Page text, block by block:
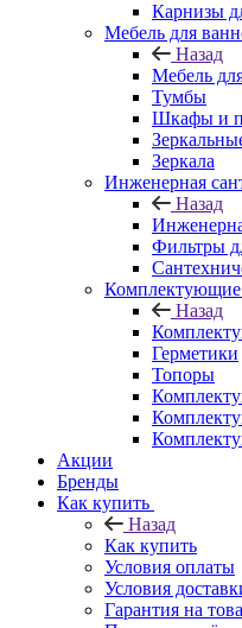
Карнизы
Мебель для
Назад
Мебель
Тумбы
Шкафы и
Зеркала
Инженерная
Назад
Фильтры
Назад
Герметики
Топоры
Акции
Бренды
Как купить
Назад
Как купить
Условия оплаты
Условия
Гарантия на